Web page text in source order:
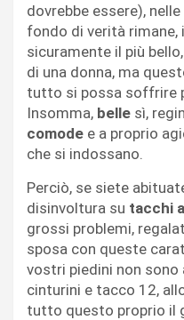
dovrebbe essere),
fondo di verità rimane,
sicuramente il più
di una donna, ma
tutto si possa soffrire
Insomma, belle sì,
comode e a proprio
che si indossano.
Perciò, se siete
disinvoltura su tacchi
grossi problemi,
sposa con queste
vostri piedini non sono
cinturini e tacco 12,
tutto questo proprio il